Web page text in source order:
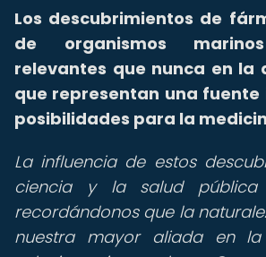
Los descubrimientos de
de organismos
relevantes que nunca en la
que representan una
posibilidades para la
La influencia de estos
ciencia y la salud pública
recordándonos que la
nuestra mayor aliada en